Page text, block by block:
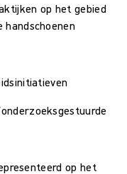
op het gebied
handschoenen
op het